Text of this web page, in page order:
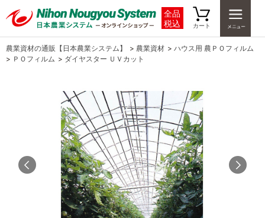
全品
税込
カート
農業資材の通販【日本農業システム】 > 農業資材 > ハウス用 農ＰＯフィルム
> ＰＯフィルム > ダイヤスター ＵＶカット